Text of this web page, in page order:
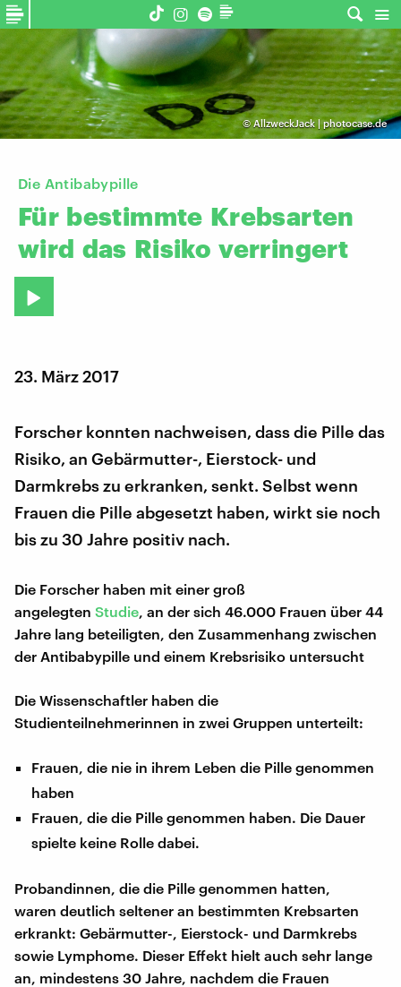
©AllzweckJack | photocase.de
Die Antibabypille
Für bestimmte Krebsarten
wird das Risiko verringert
23. März 2017
Forscher konnten nachweisen, dass die Pille das
Risiko, an Gebärmutter-, Eierstock- und
Darmkrebs zu erkranken, senkt. Selbst wenn
Frauen die Pille abgesetzt haben, wirkt sie noch
bis zu 30 Jahre positiv nach.
Die Forscher haben mit einer groß
angelegten Studie , an der sich 46.000 Frauen über 44
Jahre lang beteiligten, den Zusammenhang zwischen
der Antibabypille und einem Krebsrisiko untersucht
Die Wissenschaftler haben die
Studienteilnehmerinnen in zwei Gruppen unterteilt:
Frauen, die nie in ihrem Leben die Pille genommen
haben
Frauen, die die Pille genommen haben. Die Dauer
spielte keine Rolle dabei.
Probandinnen, die die Pille genommen hatten,
waren deutlich seltener an bestimmten Krebsarten
erkrankt: Gebärmutter-, Eierstock- und Darmkrebs
sowie Lymphome. Dieser Effekt hielt auch sehr lange
an, mindestens 30 Jahre, nachdem die Frauen